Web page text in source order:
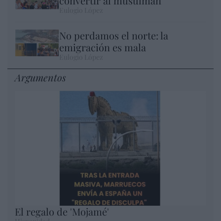
No perdamos el norte: la
emigración es mala
Argumentos
El regalo de 'Mojamé'